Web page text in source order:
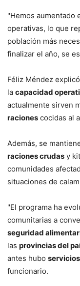
"Hemos aumentado
operativas, lo que
población más
finalizar el año, se
Féliz Méndez
la capacidad
actualmente sirven
raciones cocidas al
Además, se
raciones crudas y
comunidades
situaciones de
"El programa ha
comunitarias a
seguridad
las provincias del
antes hubo
funcionario.